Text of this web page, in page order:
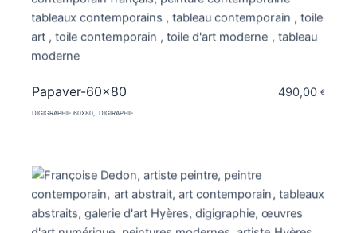
Papaver-60×80 490,00 €
DIGIGRAPHIE 60X80 DIGIRAPHIE